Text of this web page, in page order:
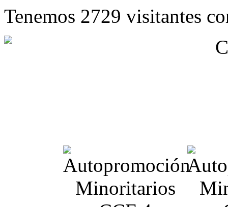
Tenemos 2729 visitantes